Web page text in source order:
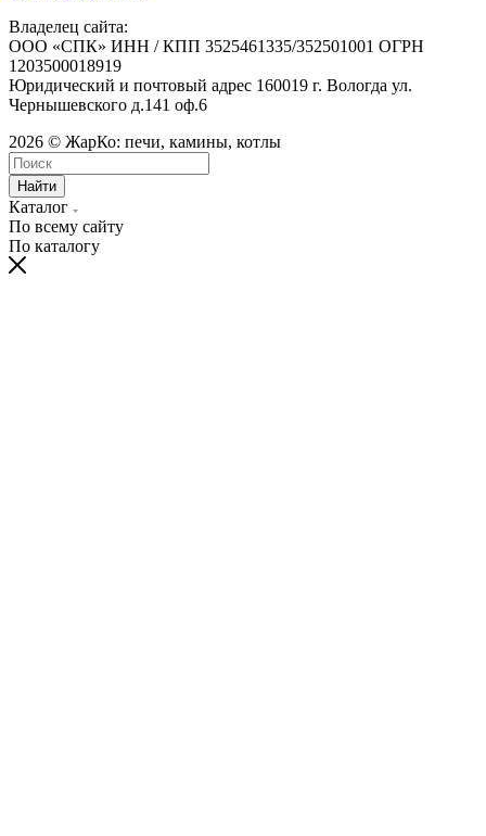
Владелец сайта:
ООО «СПК» ИНН / КПП 3525461335/352501001 ОГРН
1203500018919
Юридический и почтовый адрес 160019 г. Вологда ул.
Чернышевского д.141 оф.6
2026 © ЖарКо: печи, камины, котлы
Найти
Каталог
По всему сайту
По каталогу